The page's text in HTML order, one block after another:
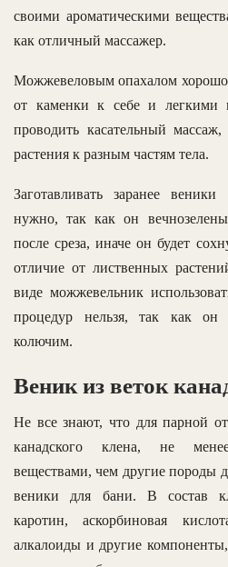
своими ароматическими
как отличный массажер.
Можжевеловым опахалом хорошо
от каменки к себе и легкими
проводить касательный
растения к разным частям тела.
Заготавливать заранее
нужно, так как он
после среза, иначе он будет
отличие от лиственных
виде можжевельник
процедур нельзя, так как
колючим.
Веник из веток
Не все знают, что для парной
канадского клена, не
веществами, чем другие породы
веники для бани. В состав
каротин, аскорбиновая
алкалоиды и другие